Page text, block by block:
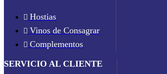
Hostias
Vinos de Consagrar
Complementos
SERVICIO AL CLIENTE